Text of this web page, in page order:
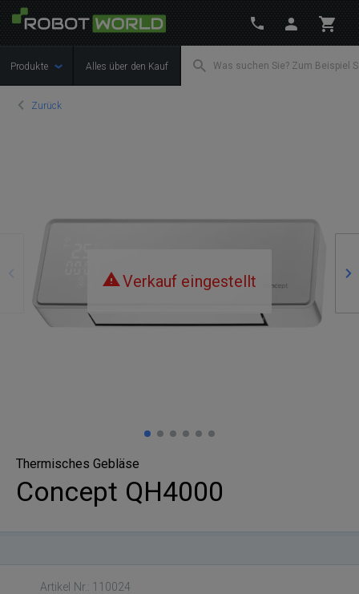
Produkte Alles über den Kauf
Zurück
Verkauf eingestellt
Thermisches Gebläse
Concept QH4000
Artikel Nr.: 110024